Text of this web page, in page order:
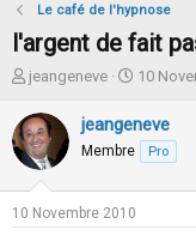
Le café de l'hypnose
l'argent de fait
I
i
t
i
jeangeneve
D
t
e
d
10
jeangeneve
Membre Pro
10 Novembre 2010